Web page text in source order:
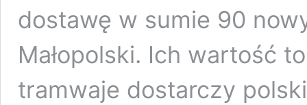
dostawę w sumie 90
Małopolski. Ich wartość
tramwaje dostarczy